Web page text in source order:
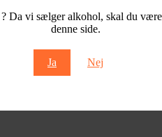
Da vi sælger alkohol, skal du
denne side.
Ja Nej